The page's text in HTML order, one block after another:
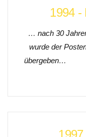
1994 -
… nach 30
wurde der